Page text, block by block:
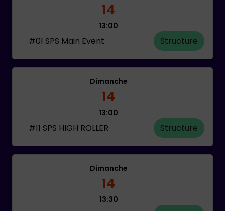
14
13:00
#01 SPS Main Event Structure
Dimanche
14
13:00
#11 SPS HIGH ROLLER Structure
Dimanche
14
13:30